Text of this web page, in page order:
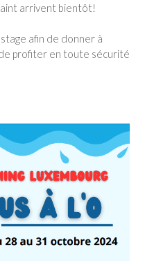
arrivent bientôt!
afin de donner à
profiter en toute sécurité